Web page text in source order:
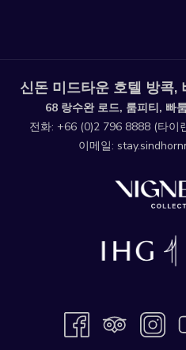
신돈 미드타운 호텔 방콕,
68 랑수완 로드, 룸피티, 빠
전화: +66 (0)2 796 8888(타이
이메일: